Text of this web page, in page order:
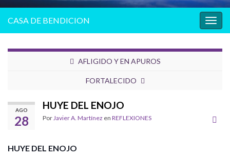
la
CASA DE BENDICION
AFLIGIDO Y EN APUROS
FORTALECIDO
AGO
28
HUYE DEL ENOJO
Por Javier A. Martínez en REFLEXIONES
HUYE DEL ENOJO